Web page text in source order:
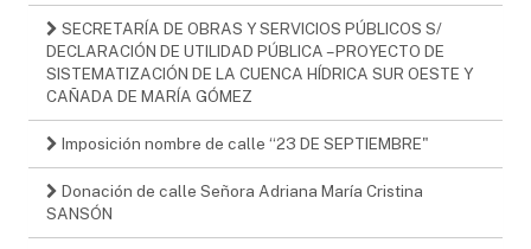
SECRETARÍA DE OBRAS Y SERVICIOS PÚBLICOS S/
DECLARACIÓN DE UTILIDAD PÚBLICA – PROYECTO DE
SISTEMATIZACIÓN DE LA CUENCA HÍDRICA SUR OESTE Y
CAÑADA DE MARÍA GÓMEZ
Imposición nombre de calle “23 DE SEPTIEMBRE"
Donación de calle Señora Adriana María Cristina
SANSÓN